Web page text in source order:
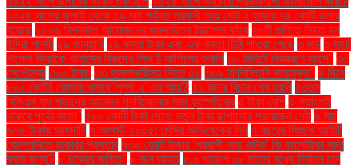
২০২৪ সালের জুলাই থেকে ১৯ মার্চ পর্যন্ত প্রবাসী আয় মোট ২ হাজার ৭৪ কোটি ডলার
হয়েছে ২০২৬ বিশ্বকাপ আয়োজনের গুরুদায়িত্ব ট্রাম্পের কাঁধে ২৮টি গুলিতে নিহত হন
ইন্দিরা গান্ধী ২৯ জানুয়ারি ২৯ বস্তা টাকা এবং এক বস্তা চিঠি পাওয়া গেছে ৩ মার্চ ৩ মার্চে
খালেদা জিয়াকে খালাসের বিরুদ্ধে লিভ টু আপিলের শুনানি ৩০ মিনিটে নিয়ন্ত্রণে আসে" ৩০
সেপ্টেম্বর ৩০০ টাকা! ৩৩ হামলাকারীসহ নিহত ৫৮ ৩৬৯ ফিলিস্তিনি কারামুক্ত" ৪ দিনে
৮০০ কোটি! কোথায় থামবে 'পুষ্পা ২' এর আয়? ৪১ বছরে বিচার শেষ হয়নি ৪৩তম
বিসিএস বাদ পড়াদের আবেদন পুনর্বিবেচনার সভা বৃহস্পতিবার ৫ টাকা বেশি ৫ শতাংশই
থাকবে পূর্বের মতো" ৫০০ কোটি টাকা দেবে: নতুন টাকা ছাপানোর প্রয়োজন নেই ৬ মার্চ
৬৭৫ টাকায় আমদানি ৭ আগস্ট ২০০৫: মেসির অভিষেকের দিন ৭ বছরের শিশুকে আইটি
কোম্পানিতে চাকরির প্রস্তাব ৭৩০ কোটি টাকার ‘প্রবাসী আয় নাটক’ কি কালোটাকা সাদা
করার জন্য? ৮ চক্রের জড়িত" ৮ জন আহত ৮.৬ শতাংশ ১৮ মাসের মধ্যে নির্বাচন চান